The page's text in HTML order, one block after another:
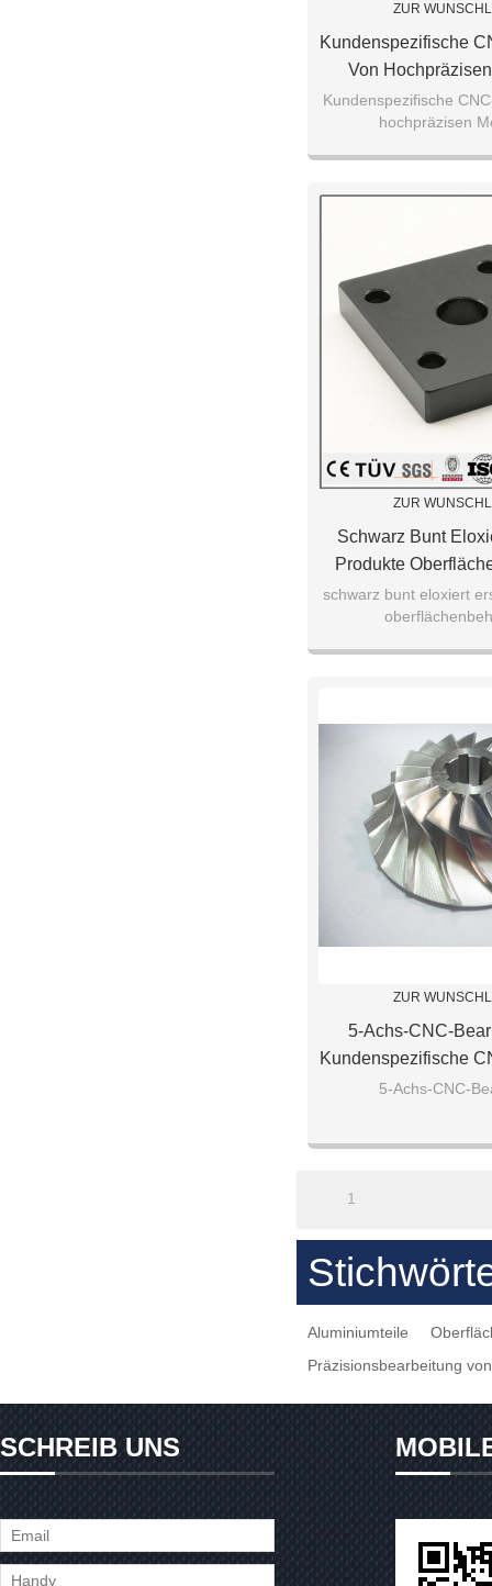
ZUR
Kundenspezifische
Von
Kundenspezifische
hochpräzisen
ZUR
Schwarz Bunt
Produkte
Kundenspezifische
Teile
schwarz bunt eloxiert
ZUR
5-Achs-CNC-
Kundenspezifische
Mit
5-Achs-CNC-
1
Aluminiumteile
Präzisionsbearbeitung
SCHREIB UNS